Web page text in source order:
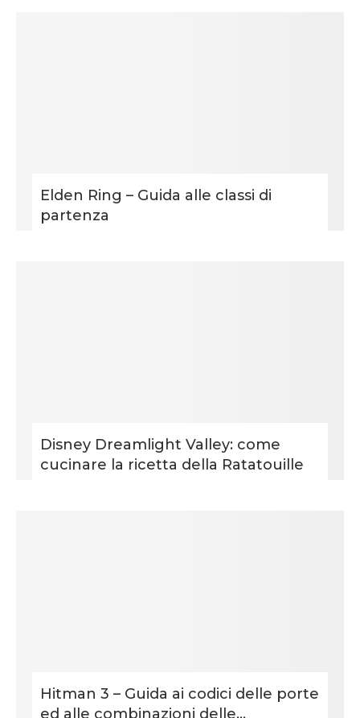
Elden Ring – Guida alle classi di
partenza
Disney Dreamlight Valley: come
cucinare la ricetta della Ratatouille
Hitman 3 – Guida ai codici delle porte
ed alle combinazioni delle...